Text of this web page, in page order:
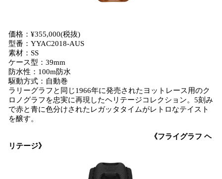
価格：¥355,000(税抜)
型番：YYAC2018-AUS
素材：SS
ケース型：39mm
防水性：100m防水
駆動方式：自動巻
ラリーグラフと同じ1966年に発売されたヨットレース用のク
ロノグラフを忠実に再現したヘリテージコレクション。5刻み
で赤と青に色分けされたレガッタタイムがレトロなテイスト
を醸す。
《フライグラフ ヘ
リテージ》